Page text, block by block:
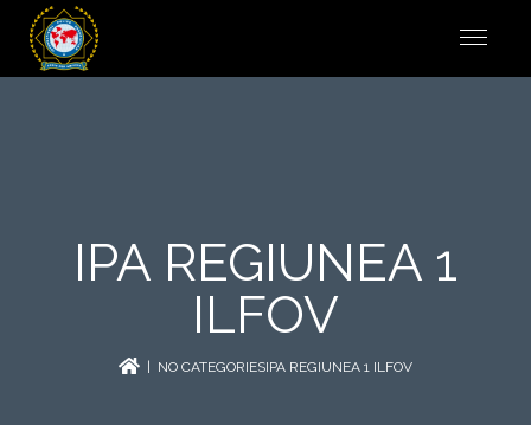
IPA REGIUNEA 1
ILFOV
| NO CATEGORIESIPA REGIUNEA 1 ILFOV